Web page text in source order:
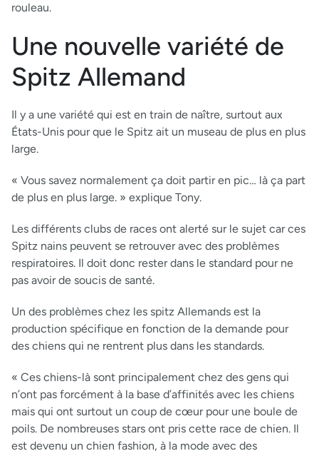
rouleau.
Une nouvelle variété de
Spitz Allemand
Il y a une variété qui est en train de naître, surtout aux
États-Unis pour que le Spitz ait un museau de plus en plus
large.
« Vous savez normalement ça doit partir en pic… là ça part
de plus en plus large. » explique Tony.
Les différents clubs de races ont alerté sur le sujet car ces
Spitz nains peuvent se retrouver avec des problèmes
respiratoires. Il doit donc rester dans le standard pour ne
pas avoir de soucis de santé.
Un des problèmes chez les spitz Allemands est la
production spécifique en fonction de la demande pour
des chiens qui ne rentrent plus dans les standards.
« Ces chiens-là sont principalement chez des gens qui
n’ont pas forcément à la base d’affinités avec les chiens
mais qui ont surtout un coup de cœur pour une boule de
poils. De nombreuses stars ont pris cette race de chien. Il
est devenu un chien fashion, à la mode avec des